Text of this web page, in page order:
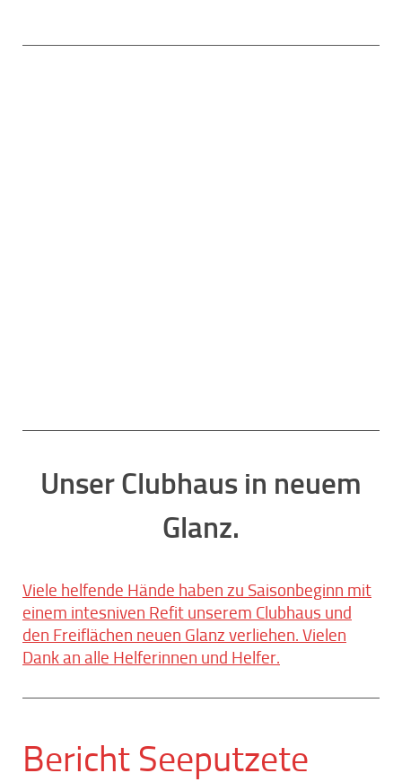
Unser Clubhaus in neuem
Glanz.
Viele helfende Hände haben zu Saisonbeginn mit
einem intesniven Refit unserem Clubhaus und
den Freiflächen neuen Glanz verliehen. Vielen
Dank an alle Helferinnen und Helfer.
Bericht Seeputzete